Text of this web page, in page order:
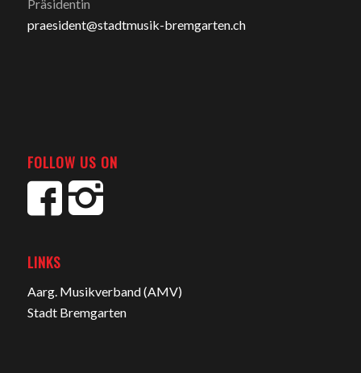
Präsidentin
praesident@stadtmusik-bremgarten.ch
FOLLOW US ON
LINKS
Aarg. Musikverband (AMV)
Stadt Bremgarten